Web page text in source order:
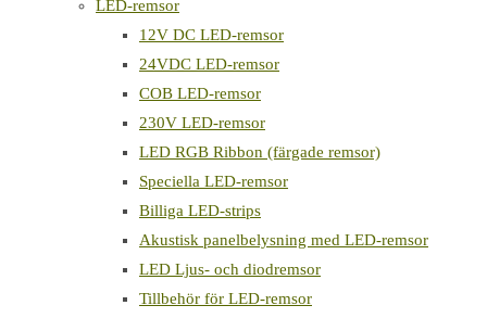
LED-remsor
12V DC LED-remsor
24VDC LED-remsor
COB LED-remsor
230V LED-remsor
LED RGB Ribbon (färgade remsor)
Speciella LED-remsor
Billiga LED-strips
Akustisk panelbelysning med LED-remsor
LED Ljus- och diodremsor
Tillbehör för LED-remsor